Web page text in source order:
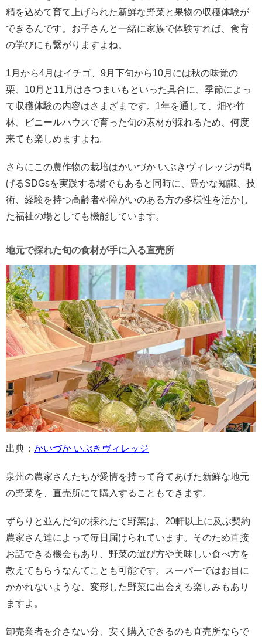
精を込めて育て上げられた新鮮な野菜と果物の収穫体験が
できるんです。お子さんと一緒に家族で体験すれば、食育
の学びにも繋がりますよね。
1月から4月はイチゴ、9月下旬から10月には秋の味覚の
栗、10月と11月はさつまいもといった具合に、季節によっ
て収穫体験の内容はさまざまです。1年を通して、畑や竹
林、ビニールハウスで育った旬の素材が採れるため、何度
来ても楽しめますよね。
さらにこの農作物の栽培はかいづか いぶきヴィレッジが掲
げるSDGsを実践する場でもあると同時に、豊かな知識、技
術、経験を持つ高齢者や障がいのある方の多様性を活かし
た福祉の場としても機能しています。
地元で採れた旬の食材が手に入る直売所
出典： かいづか いぶきヴィレッジ
泉州の農家さんたちが愛情を持って育てあげた新鮮な地元
の野菜を、直売所にて購入することもできます。
ずらりと並んだ旬の採れたて野菜は、20軒以上に及ぶ契約
農家さん達によって毎日届けられています。そのため直接
お話できる機会もあり、野菜の選び方や美味しい食べ方を
教えてもらうなんてことも可能です。スーパーではお目に
かかれないような、変形した野菜に出会える楽しみもあり
ますよ。
卸売業者を介さない分、安く購入できるのも直売所ならで